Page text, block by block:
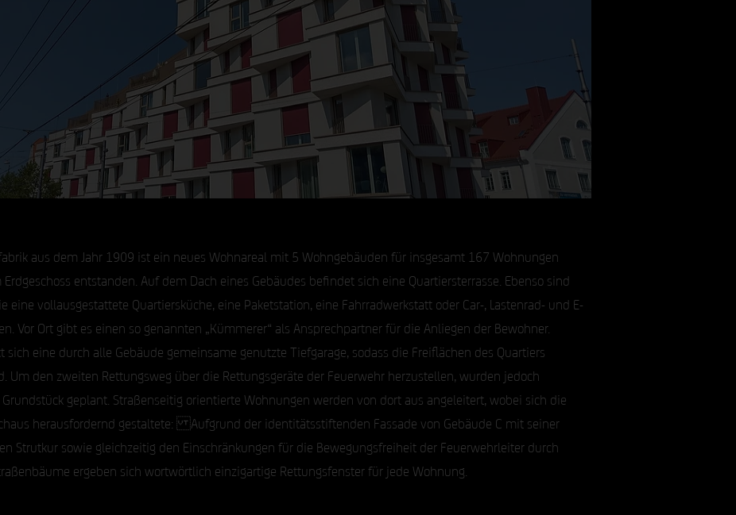
aus dem Jahr 1909 ist ein neues Wohnareal mit 5 Wohngebäuden für insgesamt 167 Wohnungen
entstanden. Auf dem Dach eines Gebäudes befindet sich eine Quartiersterrasse. Ebenso sind
vollausgestattete Quartiersküche, eine Paketstation, eine Fahrradwerkstatt oder Car-, Lastenrad- und E-
Vor Ort gibt es einen so genannten „Kümmerer“ als Ansprechpartner für die Anliegen der Bewohner.
sich eine durch alle Gebäude gemeinsame genutzte Tiefgarage, sodass die Freiflächen des Quartiers
Um den zweiten Rettungsweg über die Rettungsgeräte der Feuerwehr herzustellen, wurden jedoch
geplant. Straßenseitig orientierte Wohnungen werden von dort aus angeleitert, wobei sich die
herausfordernd gestaltete: Aufgrund der identitätsstiftenden Fassade von Gebäude C mit seiner
Strutkur sowie gleichzeitig den Einschränkungen für die Bewegungsfreiheit der Feuerwehrleiter durch
ergeben sich wortwörtlich einzigartige Rettungsfenster für jede Wohnung.